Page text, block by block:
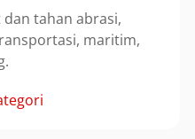
tahan abrasi,
maritim,